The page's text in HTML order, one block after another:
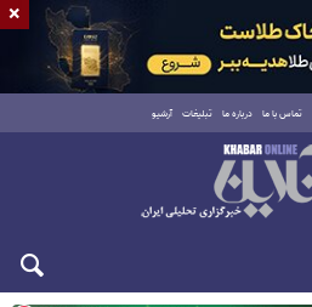
تماس با ما درباره ما تبلیغات آرشیو
×